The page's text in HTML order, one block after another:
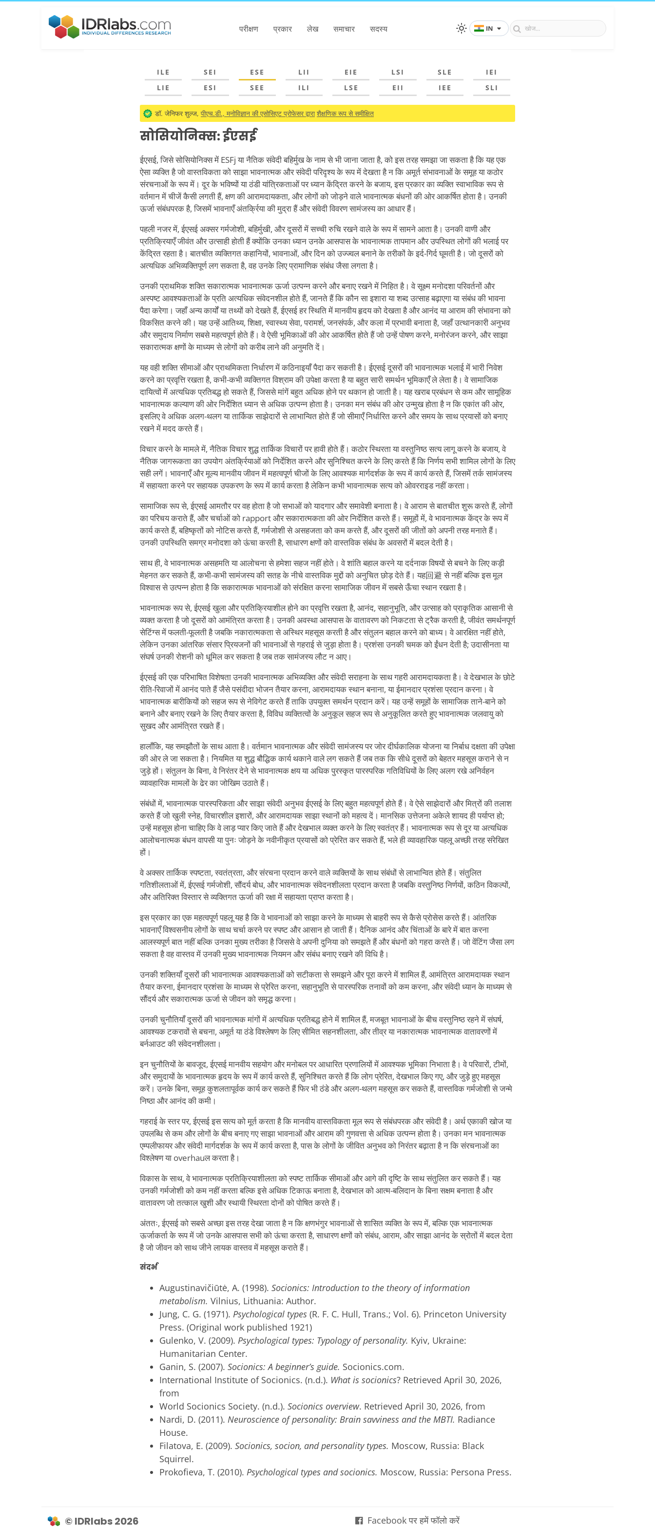
परीक्षण प्रकार लेख समाचार सदस्य IN
ILE SEI ESE LII EIE LSI SLE
IEI
LIE
ESI SEE ILI LSE EII IEE SLI
डॉ. जेनिफर शुल्ज, पीएच.डी., मनोविज्ञान की एसोसिएट प्रोफेसर द्वारा शैक्षणिक रूप से समीक्षित
सोसियोनिक्स: ईएसई
ईएसई, जिसे सोसियोनिक्स में ESFj या नैतिक संवेदी बहिर्मुख के नाम से भी जाना जाता है, को इस तरह समझा जा सकता है कि यह एक
ऐसा व्यक्ति है जो वास्तविकता को साझा भावनात्मक और संवेदी परिदृश्य के रूप में देखता है न कि अमूर्त संभावनाओं के समूह या कठोर
संरचनाओं के रूप में। दूर के भविष्यों या ठंडी यांत्रिकताओं पर ध्यान केंद्रित करने के बजाय, इस प्रकार का व्यक्ति स्वाभाविक रूप से
वर्तमान में चीजें कैसी लगती हैं, क्षण की आरामदायकता, और लोगों को जोड़ने वाले भावनात्मक बंधनों की ओर आकर्षित होता है। उनकी
ऊर्जा संबंधपरक है, जिसमें भावनाएँ अंतर्क्रिया की मुद्रा हैं और संवेदी विवरण सामंजस्य का आधार हैं।
पहली नजर में, ईएसई अक्सर गर्मजोशी, बहिर्मुखी, और दूसरों में सच्ची रुचि रखने वाले के रूप में सामने आता है। उनकी वाणी और
प्रतिक्रियाएँ जीवंत और उत्साही होती हैं क्योंकि उनका ध्यान उनके आसपास के भावनात्मक तापमान और उपस्थित लोगों की भलाई पर
केंद्रित रहता है। बातचीत व्यक्तिगत कहानियों, भावनाओं, और दिन को उज्ज्वल बनाने के तरीकों के इर्द-गिर्द घूमती है। जो दूसरों को
अत्यधिक अभिव्यक्तिपूर्ण लग सकता है, वह उनके लिए प्रामाणिक संबंध जैसा लगता है।
उनकी प्राथमिक शक्ति सकारात्मक भावनात्मक ऊर्जा उत्पन्न करने और बनाए रखने में निहित है। वे सूक्ष्म मनोदशा परिवर्तनों और
अस्पष्ट आवश्यकताओं के प्रति अत्यधिक संवेदनशील होते हैं, जानते हैं कि कौन सा इशारा या शब्द उत्साह बढ़ाएगा या संबंध की भावना
पैदा करेगा। जहाँ अन्य कार्यों या तथ्यों को देखते हैं, ईएसई हर स्थिति में मानवीय हृदय को देखता है और आनंद या आराम की संभावना को
विकसित करने की। यह उन्हें आतिथ्य, शिक्षा, स्वास्थ्य सेवा, परामर्श, जनसंपर्क, और कला में प्रभावी बनाता है, जहाँ उत्थानकारी अनुभव
और समुदाय निर्माण सबसे महत्वपूर्ण होते हैं। वे ऐसी भूमिकाओं की ओर आकर्षित होते हैं जो उन्हें पोषण करने, मनोरंजन करने, और साझा
सकारात्मक क्षणों के माध्यम से लोगों को करीब लाने की अनुमति दें।
यह वही शक्ति सीमाओं और प्राथमिकता निर्धारण में कठिनाइयाँ पैदा कर सकती है। ईएसई दूसरों की भावनात्मक भलाई में भारी निवेश
करने का प्रवृत्ति रखता है, कभी-कभी व्यक्तिगत विश्राम की उपेक्षा करता है या बहुत सारी समर्थन भूमिकाएँ ले लेता है। वे सामाजिक
दायित्वों में अत्यधिक प्रतिबद्ध हो सकते हैं, जिससे मांगें बहुत अधिक होने पर थकान हो जाती है। यह खराब प्रबंधन से कम और सामूहिक
भावनात्मक कल्याण की ओर निर्देशित ध्यान से अधिक उत्पन्न होता है। उनका मन संबंध की ओर उन्मुख होता है न कि एकांत की ओर,
इसलिए वे अधिक अलग-थलग या तार्किक साझेदारों से लाभान्वित होते हैं जो सीमाएँ निर्धारित करने और समय के साथ प्रयासों को बनाए
रखने में मदद करते हैं।
विचार करने के मामले में, नैतिक विचार शुद्ध तार्किक विचारों पर हावी होते हैं। कठोर स्थिरता या वस्तुनिष्ठ सत्य लागू करने के बजाय, वे
नैतिक जागरूकता का उपयोग अंतर्क्रियाओं को निर्देशित करने और सुनिश्चित करने के लिए करते हैं कि निर्णय सभी शामिल लोगों के लिए
सही लगें। भावनाएँ और मूल्य मानवीय जीवन में महत्वपूर्ण चीजों के लिए आवश्यक मार्गदर्शक के रूप में कार्य करते हैं, जिसमें तर्क सामंजस्य
में सहायता करने पर सहायक उपकरण के रूप में कार्य करता है लेकिन कभी भावनात्मक सत्य को ओवरराइड नहीं करता।
सामाजिक रूप से, ईएसई आमतौर पर वह होता है जो सभाओं को यादगार और समावेशी बनाता है। वे आराम से बातचीत शुरू करते हैं, लोगों
का परिचय कराते हैं, और चर्चाओं को rapport और सकारात्मकता की ओर निर्देशित करते हैं। समूहों में, वे भावनात्मक केंद्र के रूप में
कार्य करते हैं, बहिष्कृतों को नोटिस करते हैं, गर्मजोशी से असहजता को कम करते हैं, और दूसरों की जीतों को अपनी तरह मनाते हैं।
उनकी उपस्थिति समग्र मनोदशा को ऊंचा करती है, साधारण क्षणों को वास्तविक संबंध के अवसरों में बदल देती है।
साथ ही, वे भावनात्मक असहमति या आलोचना से हमेशा सहज नहीं होते। वे शांति बहाल करने या दर्दनाक विषयों से बचने के लिए कड़ी
मेहनत कर सकते हैं, कभी-कभी सामंजस्य की सतह के नीचे वास्तविक मुद्दों को अनुचित छोड़ देते हैं। यह回避 से नहीं बल्कि इस मूल
विश्वास से उत्पन्न होता है कि सकारात्मक भावनाओं को संरक्षित करना सामाजिक जीवन में सबसे ऊँचा स्थान रखता है।
भावनात्मक रूप से, ईएसई खुला और प्रतिक्रियाशील होने का प्रवृत्ति रखता है, आनंद, सहानुभूति, और उत्साह को प्राकृतिक आसानी से
व्यक्त करता है जो दूसरों को आमंत्रित करता है। उनकी अवस्था आसपास के वातावरण को निकटता से ट्रैक करती है, जीवंत समर्थनपूर्ण
सेटिंग्स में फलती-फूलती है जबकि नकारात्मकता से अस्थिर महसूस करती है और संतुलन बहाल करने को बाध्य। वे आरक्षित नहीं होते,
लेकिन उनका आंतरिक संसार प्रियजनों की भावनाओं से गहराई से जुड़ा होता है। प्रशंसा उनकी चमक को ईंधन देती है; उदासीनता या
संघर्ष उनकी रोशनी को धूमिल कर सकता है जब तक सामंजस्य लौट न आए।
ईएसई की एक परिभाषित विशेषता उनकी भावनात्मक अभिव्यक्ति और संवेदी सराहना के साथ गहरी आरामदायकता है। वे देखभाल के छोटे
रीति-रिवाजों में आनंद पाते हैं जैसे पसंदीदा भोजन तैयार करना, आरामदायक स्थान बनाना, या ईमानदार प्रशंसा प्रदान करना। वे
भावनात्मक बारीकियों को सहज रूप से नेविगेट करते हैं ताकि उपयुक्त समर्थन प्रदान करें। यह उन्हें समूहों के सामाजिक ताने-बाने को
बनाने और बनाए रखने के लिए तैयार करता है, विविध व्यक्तित्वों के अनुकूल सहज रूप से अनुकूलित करते हुए भावनात्मक जलवायु को
सुखद और आमंत्रित रखते हैं।
हालाँकि, यह समझौतों के साथ आता है। वर्तमान भावनात्मक और संवेदी सामंजस्य पर जोर दीर्घकालिक योजना या निर्बाध दक्षता की उपेक्षा
की ओर ले जा सकता है। नियमित या शुद्ध बौद्धिक कार्य थकाने वाले लग सकते हैं जब तक कि सीधे दूसरों को बेहतर महसूस कराने से न
जुड़े हों। संतुलन के बिना, वे निरंतर देने से भावनात्मक क्षय या अधिक पुरस्कृत पारस्परिक गतिविधियों के लिए अलग रखे अनिर्वहन
व्यावहारिक मामलों के ढेर का जोखिम उठाते हैं।
संबंधों में, भावनात्मक पारस्परिकता और साझा संवेदी अनुभव ईएसई के लिए बहुत महत्वपूर्ण होते हैं। वे ऐसे साझेदारों और मित्रों की तलाश
करते हैं जो खुली स्नेह, विचारशील इशारों, और आरामदायक साझा स्थानों को महत्व दें। मानसिक उत्तेजना अकेले शायद ही पर्याप्त हो;
उन्हें महसूस होना चाहिए कि वे लाड़ प्यार किए जाते हैं और देखभाल व्यक्त करने के लिए स्वतंत्र हैं। भावनात्मक रूप से दूर या अत्यधिक
आलोचनात्मक बंधन वापसी या पुनः जोड़ने के नवीनीकृत प्रयासों को प्रेरित कर सकते हैं, भले ही व्यावहारिक पहलू अच्छी तरह संरेखित
हों।
वे अक्सर तार्किक स्पष्टता, स्वतंत्रता, और संरचना प्रदान करने वाले व्यक्तियों के साथ संबंधों से लाभान्वित होते हैं। संतुलित
गतिशीलताओं में, ईएसई गर्मजोशी, सौंदर्य बोध, और भावनात्मक संवेदनशीलता प्रदान करता है जबकि वस्तुनिष्ठ निर्णयों, कठिन विकल्पों,
और अतिरिक्त विस्तार से व्यक्तिगत ऊर्जा की रक्षा में सहायता प्राप्त करता है।
इस प्रकार का एक महत्वपूर्ण पहलू यह है कि वे भावनाओं को साझा करने के माध्यम से बाहरी रूप से कैसे प्रोसेस करते हैं। आंतरिक
भावनाएँ विश्वसनीय लोगों के साथ चर्चा करने पर स्पष्ट और आसान हो जाती हैं। दैनिक आनंद और चिंताओं के बारे में बात करना
आलस्यपूर्ण बात नहीं बल्कि उनका मुख्य तरीका है जिससे वे अपनी दुनिया को समझते हैं और बंधनों को गहरा करते हैं। जो वेंटिंग जैसा लग
सकता है वह वास्तव में उनकी मुख्य भावनात्मक नियमन और संबंध बनाए रखने की विधि है।
उनकी शक्तियाँ दूसरों की भावनात्मक आवश्यकताओं को सटीकता से समझने और पूरा करने में शामिल हैं, आमंत्रित आरामदायक स्थान
तैयार करना, ईमानदार प्रशंसा के माध्यम से प्रेरित करना, सहानुभूति से पारस्परिक तनावों को कम करना, और संवेदी ध्यान के माध्यम से
सौंदर्य और सकारात्मक ऊर्जा से जीवन को समृद्ध करना।
उनकी चुनौतियाँ दूसरों की भावनात्मक मांगों में अत्यधिक प्रतिबद्ध होने में शामिल हैं, मजबूत भावनाओं के बीच वस्तुनिष्ठ रहने में संघर्ष,
आवश्यक टकरावों से बचना, अमूर्त या ठंडे विश्लेषण के लिए सीमित सहनशीलता, और तीव्र या नकारात्मक भावनात्मक वातावरणों में
बर्नआउट की संवेदनशीलता।
इन चुनौतियों के बावजूद, ईएसई मानवीय सहयोग और मनोबल पर आधारित प्रणालियों में आवश्यक भूमिका निभाता है। वे परिवारों, टीमों,
और समुदायों के भावनात्मक हृदय के रूप में कार्य करते हैं, सुनिश्चित करते हैं कि लोग प्रेरित, देखभाल किए गए, और जुड़े हुए महसूस
करें। उनके बिना, समूह कुशलतापूर्वक कार्य कर सकते हैं फिर भी ठंडे और अलग-थलग महसूस कर सकते हैं, वास्तविक गर्मजोशी से जन्मे
निष्ठा और आनंद की कमी।
गहराई के स्तर पर, ईएसई इस सत्य को मूर्त करता है कि मानवीय वास्तविकता मूल रूप से संबंधपरक और संवेदी है। अर्थ एकाकी खोज या
उपलब्धि से कम और लोगों के बीच बनाए गए साझा भावनाओं और आराम की गुणवत्ता से अधिक उत्पन्न होता है। उनका मन भावनात्मक
एम्पलीफायर और संवेदी मार्गदर्शक के रूप में कार्य करता है, पास के लोगों के जीवित अनुभव को निरंतर बढ़ाता है न कि संरचनाओं का
विश्लेषण या overhauल करता है।
विकास के साथ, वे भावनात्मक प्रतिक्रियाशीलता को स्पष्ट तार्किक सीमाओं और आगे की दृष्टि के साथ संतुलित कर सकते हैं। यह
उनकी गर्मजोशी को कम नहीं करता बल्कि इसे अधिक टिकाऊ बनाता है, देखभाल को आत्म-बलिदान के बिना सक्षम बनाता है और
वातावरण जो तत्काल खुशी और स्थायी स्थिरता दोनों को पोषित करते हैं।
अंततः, ईएसई को सबसे अच्छा इस तरह देखा जाता है न कि क्षणभंगुर भावनाओं से शासित व्यक्ति के रूप में, बल्कि एक भावनात्मक
ऊर्जाकर्ता के रूप में जो उनके आसपास सभी को ऊंचा करता है, साधारण क्षणों को संबंध, आराम, और साझा आनंद के स्रोतों में बदल देता
है जो जीवन को साथ जीने लायक वास्तव में महसूस कराते हैं।
संदर्भ
Augustinavičiūtė, A. (1998). Socionics: Introduction to the theory of information
metabolism. Vilnius, Lithuania: Author.
Jung, C. G. (1971). Psychological types (R. F. C. Hull, Trans.; Vol. 6). Princeton University
Press. (Original work published 1921)
Gulenko, V. (2009). Psychological types: Typology of personality. Kyiv, Ukraine:
Humanitarian Center.
Ganin, S. (2007). Socionics: A beginner’s guide. Socionics.com.
International Institute of Socionics. (n.d.). What is socionics? Retrieved April 30, 2026,
from
World Socionics Society. (n.d.). Socionics overview. Retrieved April 30, 2026, from
Nardi, D. (2011). Neuroscience of personality: Brain savviness and the MBTI. Radiance
House.
Filatova, E. (2009). Socionics, socion, and personality types. Moscow, Russia: Black
Squirrel.
Prokofieva, T. (2010). Psychological types and socionics. Moscow, Russia: Persona Press.
© IDRlabs 2026 Facebook पर हमें फॉलो करें